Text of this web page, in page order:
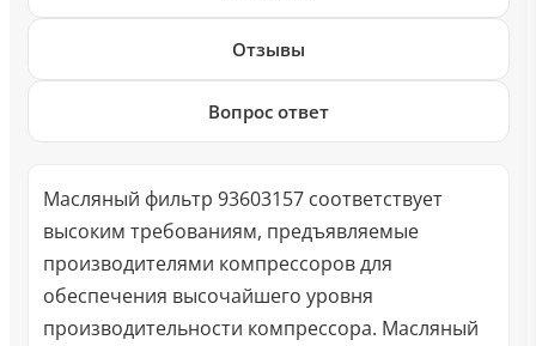
Отзывы
Вопрос ответ
Масляный фильтр 93603157 соответствует
высоким требованиям, предъявляемые
производителями компрессоров для
обеспечения высочайшего уровня
производительности компрессора. Масляный